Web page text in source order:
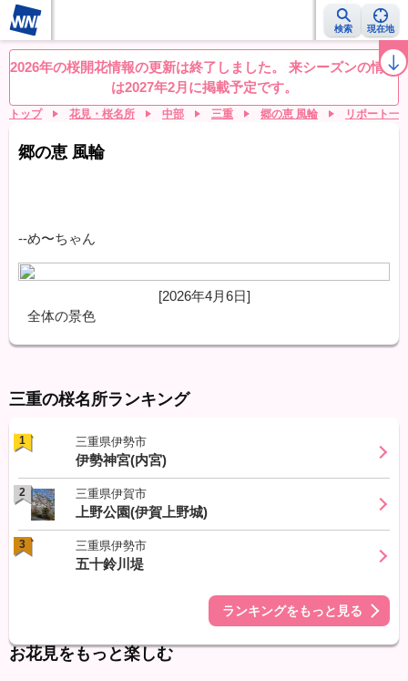
検索 現在地
桜レーダー 名所ランキング 桜開花予想NEWS お花見動画 目的別
2026年の桜開花情報の更新は終了しました。 来シーズンの情報
は2027年2月に掲載予定です。
トップ 花見・桜名所 中部 三重 郷の恵 風輪 リポート一
郷の恵 風輪
--め〜ちゃん
[2026年4月6日]
全体の景色
三重の桜名所ランキング
1 三重県伊勢市
伊勢神宮(内宮)
2 三重県伊賀市
上野公園(伊賀上野城)
3 三重県伊勢市
五十鈴川堤
ランキングをもっと見る
お花見をもっと楽しむ